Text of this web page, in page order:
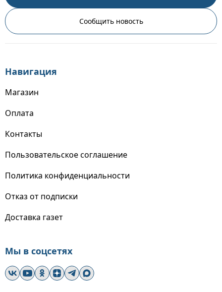
Сообщить новость
Навигация
Магазин
Оплата
Контакты
Пользовательское соглашение
Политика конфиденциальности
Отказ от подписки
Доставка газет
Мы в соцсетях